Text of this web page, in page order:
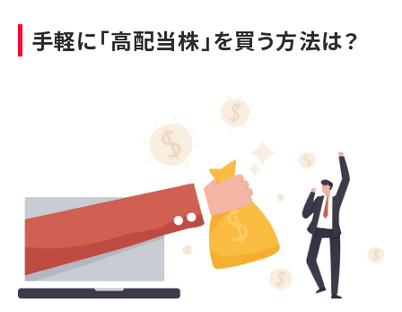
手軽に「高配当株」を買う方法は？